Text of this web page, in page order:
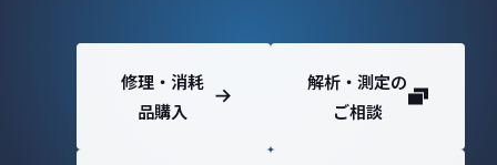
修理・消耗
品購入
解析・測定の
ご相談